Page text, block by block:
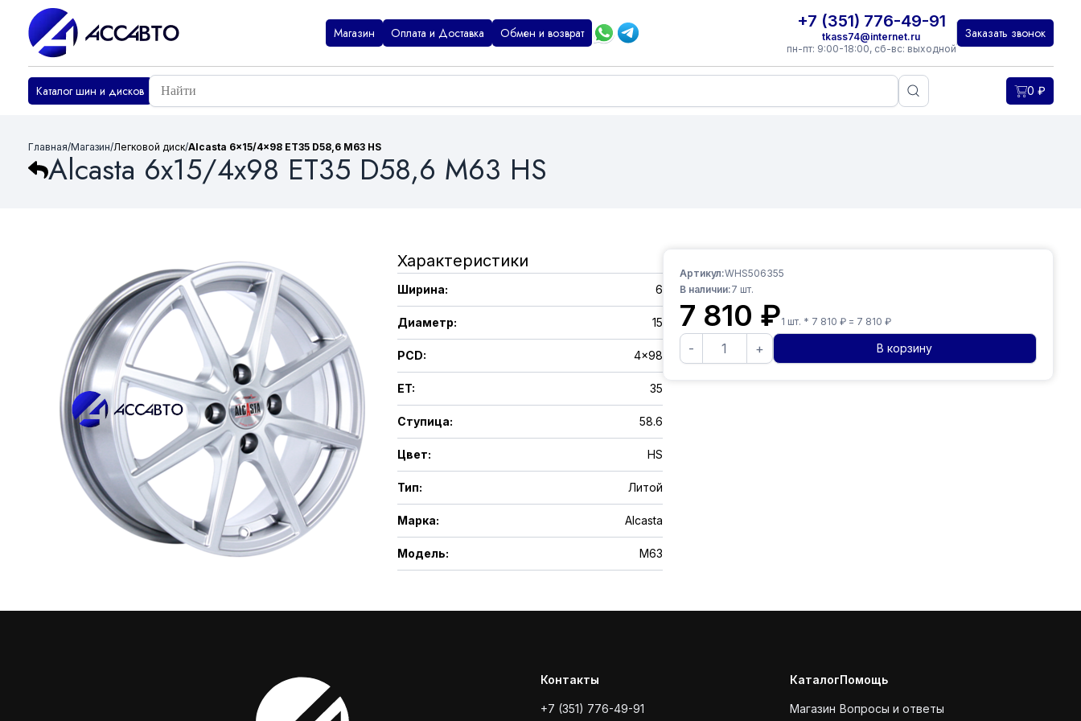
Магазин Оплата и Доставка Обмен и возврат
+7 (351) 776-49-91
tkass74@internet.ru
пн-пт: 9:00-18:00, сб-вс: выходной
Заказать звонок
Каталог шин и дисков 0 ₽
Главная/Магазин/Легковой диск/Alcasta 6x15/4x98 ET35 D58,6 M63 HS
Alcasta 6x15/4x98 ET35 D58,6 M63 HS
Характеристики
Ширина: 6
Диаметр: 15
PCD: 4x98
ET: 35
Ступица: 58.6
Цвет: HS
Тип: Литой
Марка: Alcasta
Модель: M63
Артикул:WHS506355
В наличии:7 шт.
7 810 ₽1 шт. * 7 810 ₽ = 7 810 ₽
- + В корзину
Контакты
+7 (351) 776-49-91
Каталог
Магазин
Помощь
Вопросы и ответы